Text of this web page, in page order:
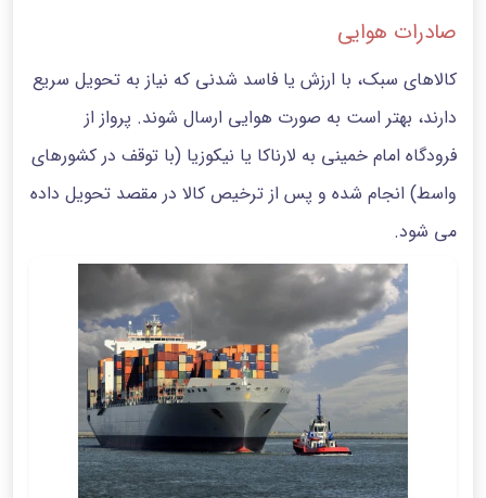
صادرات هوایی
کالاهای سبک، با ارزش یا فاسد شدنی که نیاز به تحویل سریع
دارند، بهتر است به صورت هوایی ارسال شوند. پرواز از
فرودگاه امام خمینی به لارناکا یا نیکوزیا (با توقف در کشورهای
واسط) انجام شده و پس از ترخیص کالا در مقصد تحویل داده
می شود.